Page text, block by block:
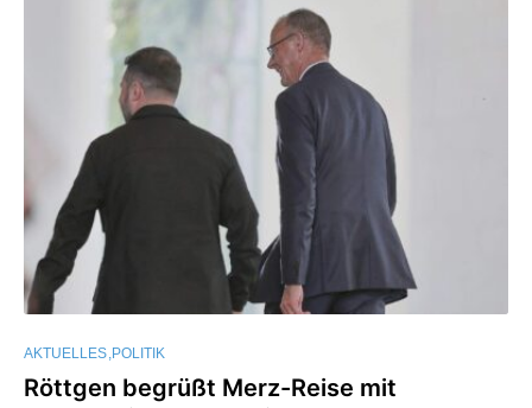
AKTUELLES POLITIK
Röttgen begrüßt Merz-Reise mit